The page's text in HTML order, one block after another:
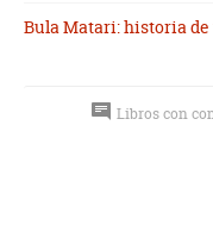
Bula Matari: historia
Libros con